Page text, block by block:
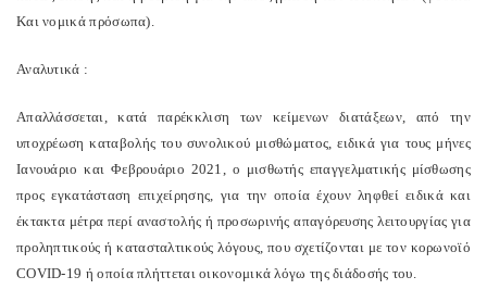
Και νομικά πρόσωπα).
Αναλυτικά :
Απαλλάσσεται, κατά παρέκκλιση των κείμενων διατάξεων, από την
υποχρέωση καταβολής του συνολικού μισθώματος, ειδικά για τους μήνες
Ιανουάριο και Φεβρουάριο 2021, ο μισθωτής επαγγελματικής μίσθωσης
προς εγκατάσταση επιχείρησης, για την οποία έχουν ληφθεί ειδικά και
έκτακτα μέτρα περί αναστολής ή προσωρινής απαγόρευσης λειτουργίας για
προληπτικούς ή κατασταλτικούς λόγους, που σχετίζονται με τον κορωνοϊό
COVID-19 ή οποία πλήττεται οικονομικά λόγω της διάδοσής του.